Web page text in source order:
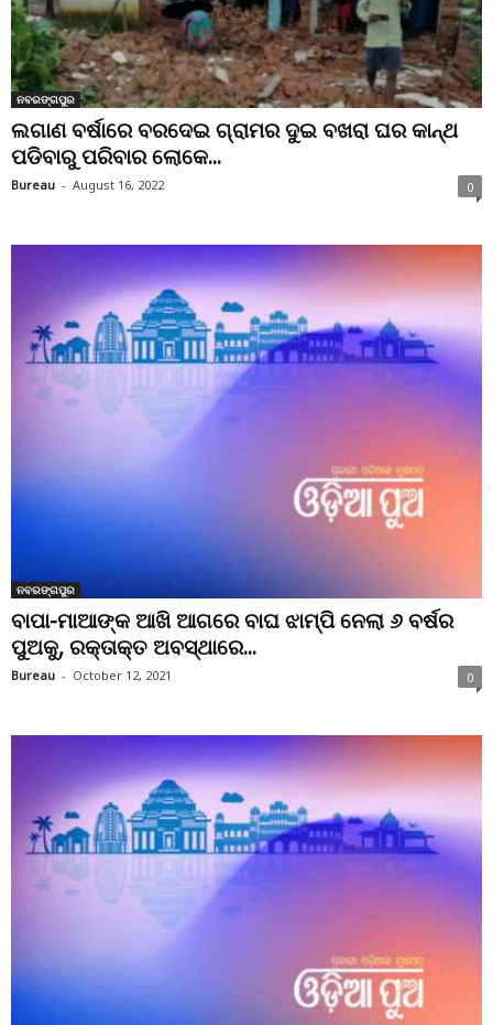
ନବରଙ୍ଗପୁର
ଲଗାଣ ବର୍ଷାରେ ବରଦେଇ ଗ୍ରାମର ଦୁଇ ବଖରା ଘର କାନ୍ଥ
ପଡିବାରୁ ପରିବାର ଲୋକେ...
Bureau - August 16, 2022 0
ନବରଙ୍ଗପୁର
ବାପା-ମାଆଙ୍କ ଆଖି ଆଗରେ ବାଘ ଝାମ୍ପି ନେଲା ୬ ବର୍ଷର
ପୁଅକୁ, ରକ୍ତାକ୍ତ ଅବସ୍ଥାରେ...
Bureau - October 12, 2021 0